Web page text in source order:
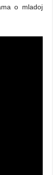
o mladoj